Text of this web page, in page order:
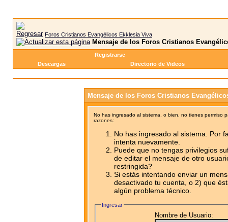
Foros Cristianos Evangélicos Ekklesia Viva
Mensaje de los Foros Cristianos
Registrarse
Descargas
Directorio de Videos
Mensaje de los Foros Cristianos
No has ingresado al sistema, o bien, no tienes permiso
razones:
No has ingresado al sistema. Por
intenta nuevamente.
Puede que no tengas privilegios
de editar el mensaje de otro
restringida?
Si estás intentando enviar un
desactivado tu cuenta, o 2) que
algún problema técnico.
Ingresar
Nombre de Usuario: